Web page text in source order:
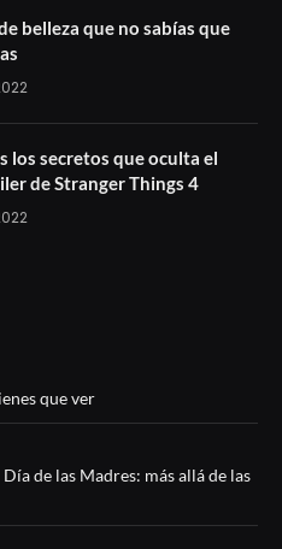
belleza que no sabías que
los secretos que oculta el
de Stranger Things 4
que ver
de las Madres: más allá de las